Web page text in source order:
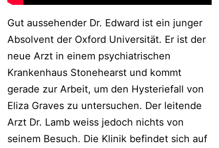
Gut aussehender Dr. Edward ist ein junger
Absolvent der Oxford Universität. Er ist der
neue Arzt in einem psychiatrischen
Krankenhaus Stonehearst und kommt
gerade zur Arbeit, um den Hysteriefall von
Eliza Graves zu untersuchen. Der leitende
Arzt Dr. Lamb weiss jedoch nichts von
seinem Besuch. Die Klinik befindet sich auf